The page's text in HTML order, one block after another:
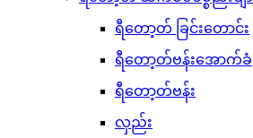
ရီတော့တ် ခြင်းတောင်း
ရီတော့တ်ဗန်းအောက်ခံ
ရီတော့တ်ဗန်း
လှည်း